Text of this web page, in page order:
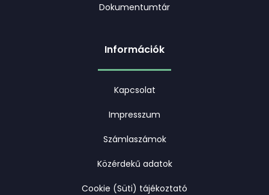
Dokumentumtár
Információk
Kapcsolat
Impresszum
Számlaszámok
Közérdekű adatok
Cookie (Süti) tájékoztató